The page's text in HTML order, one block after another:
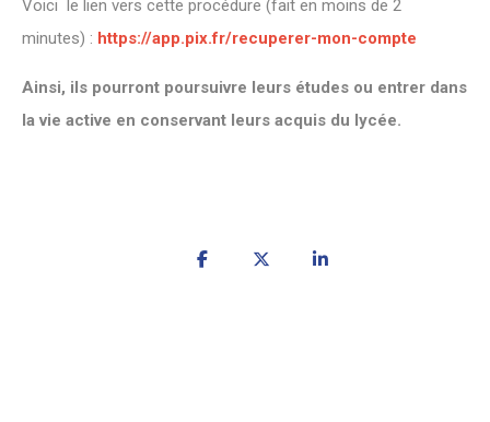
Voici le lien vers cette procédure (fait en moins de 2
minutes) : https://app.pix.fr/recuperer-mon-compte
Ainsi, ils pourront poursuivre leurs études ou entrer dans
la vie active en conservant leurs acquis du lycée.